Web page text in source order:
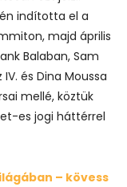
indította el a
majd április
Balaban, Sam
és Dina Moussa
mellé, köztük
es jogi háttérrel
– kövess